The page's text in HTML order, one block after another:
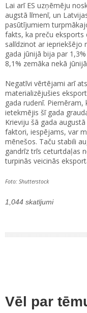
Lai arī ES uzņēmēju
augstā līmenī, un
pasūtījumiem
fakts, ka preču
salīdzinot ar iepriekšējo
gada jūnijā bija par
8,1% zemāka nekā
Negatīvi vērtējami arī
materializējušies
gada rudenī.
ietekmējis šī gada
Krieviju šā gada
faktori, iespējams, var
mēnešos. Taču stabili
gandrīz trīs ceturtdaļas
turpinās veicinās
Foto: Shutterstock
1,044 skatījumi
Vēl par